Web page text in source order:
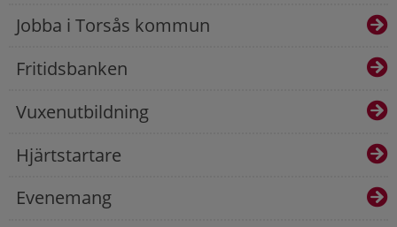
Jobba i Torsås kommun
Fritidsbanken
Vuxenutbildning
Hjärtstartare
Evenemang